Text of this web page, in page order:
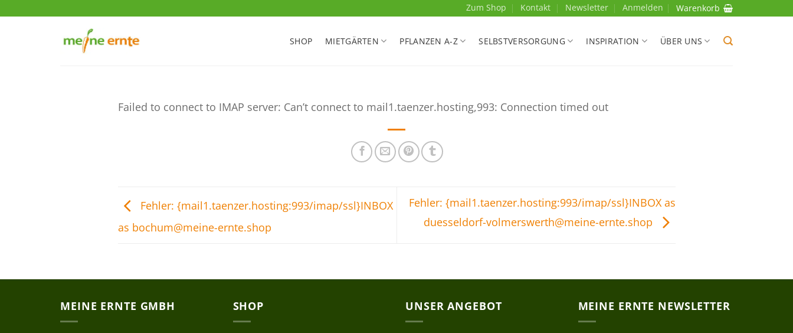
Zum Shop Kontakt Newsletter Anmelden Warenkorb
SHOP MIETGÄRTEN PFLANZEN A-Z SELBSTVERSORGUNG INSPIRATION ÜBER UNS
Failed to connect to IMAP server: Can’t connect to mail1.taenzer.hosting,993: Connection timed out
Fehler: {mail1.taenzer.hosting:993/imap/ssl}INBOX
as bochum@meine-ernte.shop
Fehler: {mail1.taenzer.hosting:993/imap/ssl}INBOX as
duesseldorf-volmerswerth@meine-ernte.shop
MEINE ERNTE GMBH SHOP UNSER ANGEBOT MEINE ERNTE NEWSLETTER